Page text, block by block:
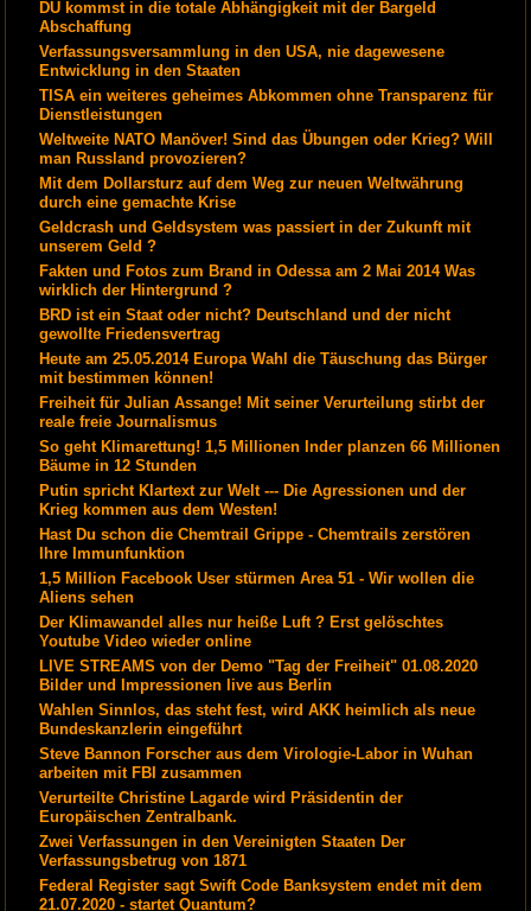
DU kommst in die totale Abhängigkeit mit der Bargeld
Abschaffung
Verfassungsversammlung in den USA, nie dagewesene
Entwicklung in den Staaten
TISA ein weiteres geheimes Abkommen ohne Transparenz für
Dienstleistungen
Weltweite NATO Manöver! Sind das Übungen oder Krieg? Will
man Russland provozieren?
Mit dem Dollarsturz auf dem Weg zur neuen Weltwährung
durch eine gemachte Krise
Geldcrash und Geldsystem was passiert in der Zukunft mit
unserem Geld ?
Fakten und Fotos zum Brand in Odessa am 2 Mai 2014 Was
wirklich der Hintergrund ?
BRD ist ein Staat oder nicht? Deutschland und der nicht
gewollte Friedensvertrag
Heute am 25.05.2014 Europa Wahl die Täuschung das Bürger
mit bestimmen können!
Freiheit für Julian Assange! Mit seiner Verurteilung stirbt der
reale freie Journalismus
So geht Klimarettung! 1,5 Millionen Inder planzen 66 Millionen
Bäume in 12 Stunden
Putin spricht Klartext zur Welt --- Die Agressionen und der
Krieg kommen aus dem Westen!
Hast Du schon die Chemtrail Grippe - Chemtrails zerstören
Ihre Immunfunktion
1,5 Million Facebook User stürmen Area 51 - Wir wollen die
Aliens sehen
Der Klimawandel alles nur heiße Luft ? Erst gelöschtes
Youtube Video wieder online
LIVE STREAMS von der Demo "Tag der Freiheit" 01.08.2020
Bilder und Impressionen live aus Berlin
Wahlen Sinnlos, das steht fest, wird AKK heimlich als neue
Bundeskanzlerin eingeführt
Steve Bannon Forscher aus dem Virologie-Labor in Wuhan
arbeiten mit FBI zusammen
Verurteilte Christine Lagarde wird Präsidentin der
Europäischen Zentralbank.
Zwei Verfassungen in den Vereinigten Staaten Der
Verfassungsbetrug von 1871
Federal Register sagt Swift Code Banksystem endet mit dem
21.07.2020 - startet Quantum?